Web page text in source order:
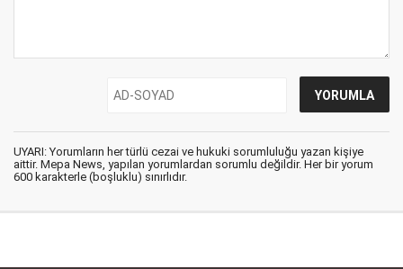
UYARI: Yorumların her türlü cezai ve hukuki sorumluluğu yazan kişiye
aittir. Mepa News, yapılan yorumlardan sorumlu değildir. Her bir yorum
600 karakterle (boşluklu) sınırlıdır.